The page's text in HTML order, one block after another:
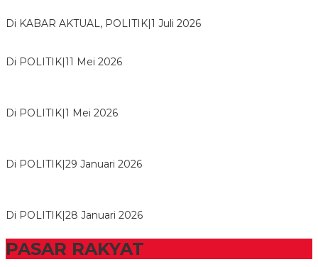
Di KABAR AKTUAL, POLITIK|1 Juli 2026
Di POLITIK|11 Mei 2026
Di POLITIK|1 Mei 2026
Di POLITIK|29 Januari 2026
Di POLITIK|28 Januari 2026
PASAR RAKYAT